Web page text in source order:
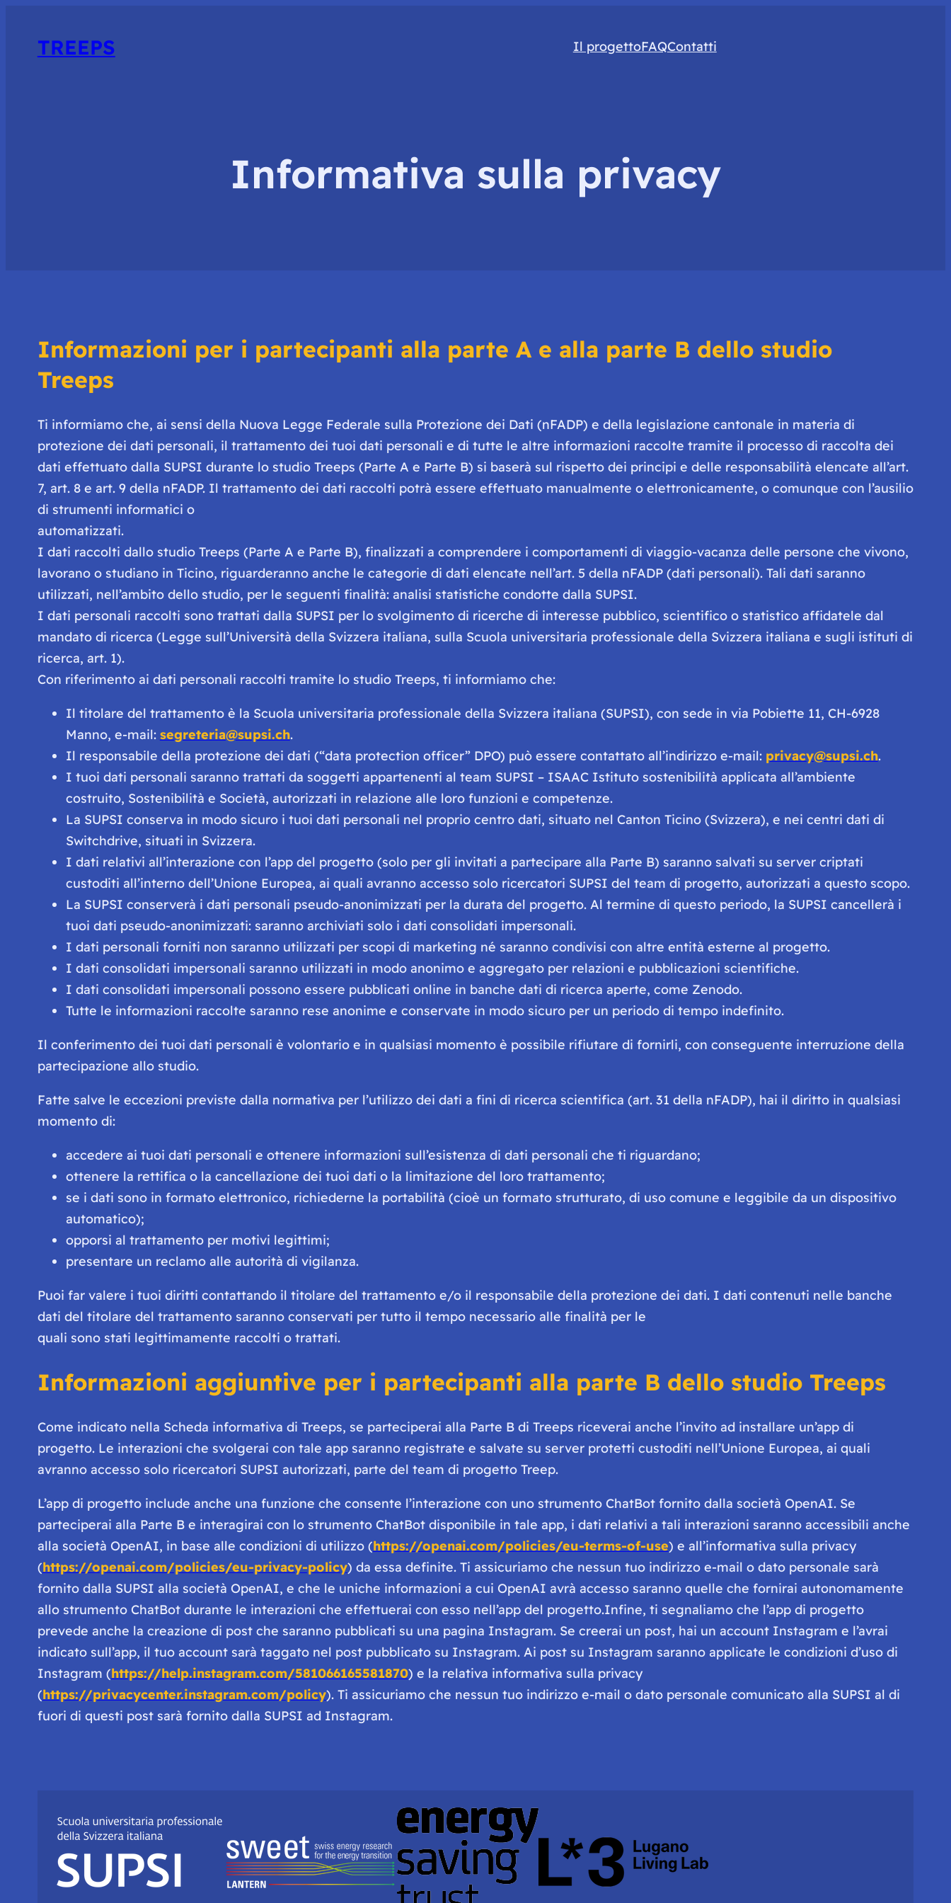
TREEPS Il progettoFAQContatti
Informativa sulla privacy
Informazioni per i partecipanti alla parte A e alla parte B dello studio
Treeps
Ti informiamo che, ai sensi della Nuova Legge Federale sulla Protezione dei Dati (nFADP) e della legislazione cantonale in materia di
protezione dei dati personali, il trattamento dei tuoi dati personali e di tutte le altre informazioni raccolte tramite il processo di raccolta dei
dati effettuato dalla SUPSI durante lo studio Treeps (Parte A e Parte B) si baserà sul rispetto dei principi e delle responsabilità elencate all’art.
7, art. 8 e art. 9 della nFADP. Il trattamento dei dati raccolti potrà essere effettuato manualmente o elettronicamente, o comunque con l’ausilio
di strumenti informatici o
automatizzati.
I dati raccolti dallo studio Treeps (Parte A e Parte B), finalizzati a comprendere i comportamenti di viaggio-vacanza delle persone che vivono,
lavorano o studiano in Ticino, riguarderanno anche le categorie di dati elencate nell’art. 5 della nFADP (dati personali). Tali dati saranno
utilizzati, nell’ambito dello studio, per le seguenti finalità: analisi statistiche condotte dalla SUPSI.
I dati personali raccolti sono trattati dalla SUPSI per lo svolgimento di ricerche di interesse pubblico, scientifico o statistico affidatele dal
mandato di ricerca (Legge sull’Università della Svizzera italiana, sulla Scuola universitaria professionale della Svizzera italiana e sugli istituti di
ricerca, art. 1).
Con riferimento ai dati personali raccolti tramite lo studio Treeps, ti informiamo che:
Il titolare del trattamento è la Scuola universitaria professionale della Svizzera italiana (SUPSI), con sede in via Pobiette 11, CH-6928
Manno, e-mail: segreteria@supsi.ch.
Il responsabile della protezione dei dati (“data protection officer” DPO) può essere contattato all’indirizzo e-mail: privacy@supsi.ch.
I tuoi dati personali saranno trattati da soggetti appartenenti al team SUPSI – ISAAC Istituto sostenibilità applicata all’ambiente
costruito, Sostenibilità e Società, autorizzati in relazione alle loro funzioni e competenze.
La SUPSI conserva in modo sicuro i tuoi dati personali nel proprio centro dati, situato nel Canton Ticino (Svizzera), e nei centri dati di
Switchdrive, situati in Svizzera.
I dati relativi all’interazione con l’app del progetto (solo per gli invitati a partecipare alla Parte B) saranno salvati su server criptati
custoditi all’interno dell’Unione Europea, ai quali avranno accesso solo ricercatori SUPSI del team di progetto, autorizzati a questo scopo.
La SUPSI conserverà i dati personali pseudo-anonimizzati per la durata del progetto. Al termine di questo periodo, la SUPSI cancellerà i
tuoi dati pseudo-anonimizzati: saranno archiviati solo i dati consolidati impersonali.
I dati personali forniti non saranno utilizzati per scopi di marketing né saranno condivisi con altre entità esterne al progetto.
I dati consolidati impersonali saranno utilizzati in modo anonimo e aggregato per relazioni e pubblicazioni scientifiche.
I dati consolidati impersonali possono essere pubblicati online in banche dati di ricerca aperte, come Zenodo.
Tutte le informazioni raccolte saranno rese anonime e conservate in modo sicuro per un periodo di tempo indefinito.
Il conferimento dei tuoi dati personali è volontario e in qualsiasi momento è possibile rifiutare di fornirli, con conseguente interruzione della
partecipazione allo studio.
Fatte salve le eccezioni previste dalla normativa per l’utilizzo dei dati a fini di ricerca scientifica (art. 31 della nFADP), hai il diritto in qualsiasi
momento di:
accedere ai tuoi dati personali e ottenere informazioni sull’esistenza di dati personali che ti riguardano;
ottenere la rettifica o la cancellazione dei tuoi dati o la limitazione del loro trattamento;
se i dati sono in formato elettronico, richiederne la portabilità (cioè un formato strutturato, di uso comune e leggibile da un dispositivo
automatico);
opporsi al trattamento per motivi legittimi;
presentare un reclamo alle autorità di vigilanza.
Puoi far valere i tuoi diritti contattando il titolare del trattamento e/o il responsabile della protezione dei dati. I dati contenuti nelle banche
dati del titolare del trattamento saranno conservati per tutto il tempo necessario alle finalità per le
quali sono stati legittimamente raccolti o trattati.
Informazioni aggiuntive per i partecipanti alla parte B dello studio Treeps
Come indicato nella Scheda informativa di Treeps, se parteciperai alla Parte B di Treeps riceverai anche l’invito ad installare un’app di
progetto. Le interazioni che svolgerai con tale app saranno registrate e salvate su server protetti custoditi nell’Unione Europea, ai quali
avranno accesso solo ricercatori SUPSI autorizzati, parte del team di progetto Treep.
L’app di progetto include anche una funzione che consente l’interazione con uno strumento ChatBot fornito dalla società OpenAI. Se
parteciperai alla Parte B e interagirai con lo strumento ChatBot disponibile in tale app, i dati relativi a tali interazioni saranno accessibili anche
alla società OpenAI, in base alle condizioni di utilizzo (https://openai.com/policies/eu-terms-of-use) e all’informativa sulla privacy
(https://openai.com/policies/eu-privacy-policy) da essa definite. Ti assicuriamo che nessun tuo indirizzo e-mail o dato personale sarà
fornito dalla SUPSI alla società OpenAI, e che le uniche informazioni a cui OpenAI avrà accesso saranno quelle che fornirai autonomamente
allo strumento ChatBot durante le interazioni che effettuerai con esso nell’app del progetto.Infine, ti segnaliamo che l’app di progetto
prevede anche la creazione di post che saranno pubblicati su una pagina Instagram. Se creerai un post, hai un account Instagram e l’avrai
indicato sull’app, il tuo account sarà taggato nel post pubblicato su Instagram. Ai post su Instagram saranno applicate le condizioni d’uso di
Instagram (https://help.instagram.com/581066165581870) e la relativa informativa sulla privacy
(https://privacycenter.instagram.com/policy). Ti assicuriamo che nessun tuo indirizzo e-mail o dato personale comunicato alla SUPSI al di
fuori di questi post sarà fornito dalla SUPSI ad Instagram.